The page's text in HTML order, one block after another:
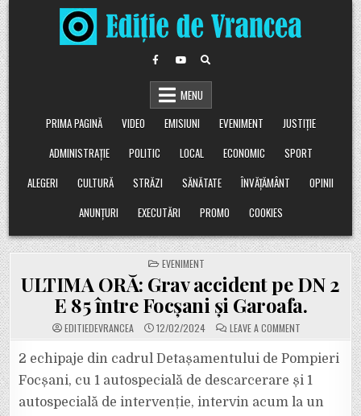
Skip
to
content
MENU
PRIMA PAGINĂ
VIDEO EMISIUNI EVENIMENT
JUSTIȚIE
ADMINISTRAȚIE
POLITIC LOCAL ECONOMIC
SPORT
ALEGERI
CULTURĂ STRĂZI SĂNĂTATE ÎNVĂȚĂMÂNT
OPINII
ANUNȚURI
EXECUTĂRI PROMO COOKIES
POSTED
IN
EVENIMENT
ULTIMA ORĂ: Grav accident pe DN 2
E 85 între Focșani și Garoafa.
EDITIEDEVRANCEA 12/02/2024 LEAVE A COMMENT
ULTIMA
GRAV
ACCIDENT
PE
DN
E
2 echipaje din cadrul Detașamentului de Pompieri
Focșani, cu 1 autospecială de descarcerare și 1
autospecială de intervenție, intervin acum la un